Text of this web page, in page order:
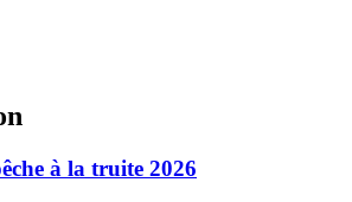
à la truite 2026